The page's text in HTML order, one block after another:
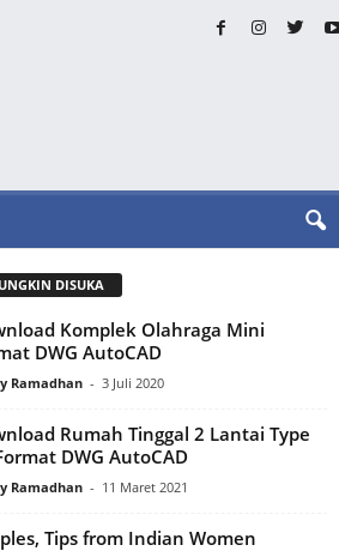
DISUKA
Komplek Olahraga Mini
DWG AutoCAD
Ramadhan - 3 Juli 2020
Rumah Tinggal 2 Lantai Type
DWG AutoCAD
Ramadhan - 11 Maret 2021
Tips from Indian Women